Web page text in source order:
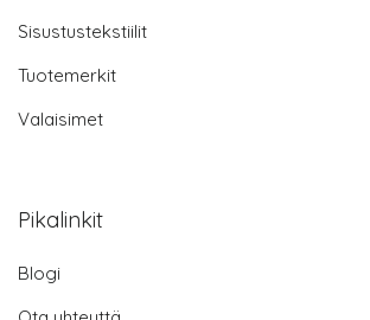
Sisustustekstiilit
Tuotemerkit
Valaisimet
Pikalinkit
Blogi